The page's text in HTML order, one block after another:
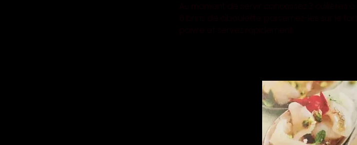
Au moment de servir concassez 3 cuillères
6 brins de ciboulette, parsemez-les sur le
poivre et servez rapidement.